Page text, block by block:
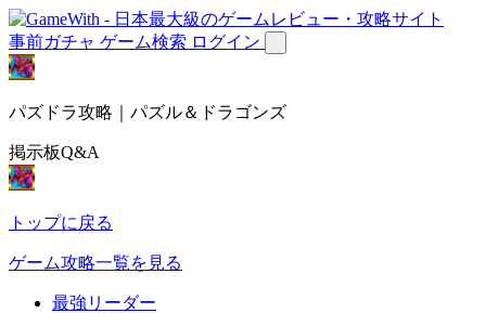
事前ガチャ ゲーム検索 ログイン
パズドラ攻略｜パズル＆ドラゴンズ
掲示板Q&A
トップに戻る
ゲーム攻略一覧を見る
最強リーダー